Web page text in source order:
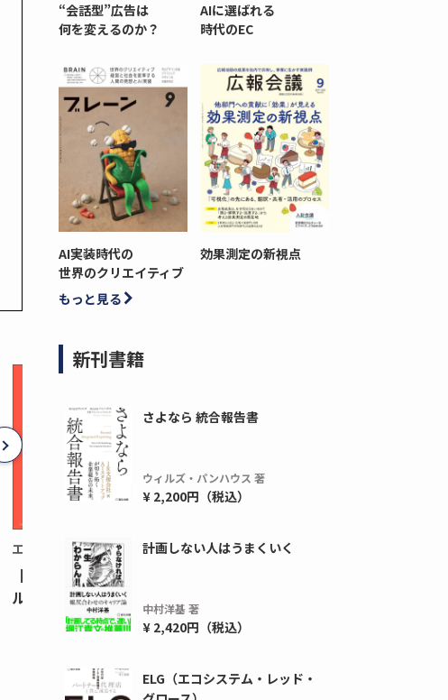
エムディーピー
【月間1,000万本以上の配布実績！】デジタ
ルクーポンを活用した販促キャンペーンを...
ダウンロードする
“会話型”広告は
何を変えるのか？
AIに選ばれる
時代のEC
AI実装時代の
世界のクリエイティブ
効果測定の新視点
もっと見る
新刊書籍
さよなら 統合報告書
ウィルズ・パンハウス 著
¥ 2,200円（税込）
計画しない人はうまくいく
中村洋基 著
¥ 2,420円（税込）
ELG（エコシステム・レッド・